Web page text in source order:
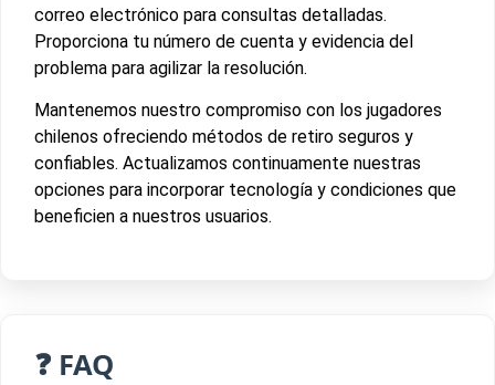
correo electrónico para consultas detalladas.
Proporciona tu número de cuenta y evidencia del
problema para agilizar la resolución.
Mantenemos nuestro compromiso con los jugadores
chilenos ofreciendo métodos de retiro seguros y
confiables. Actualizamos continuamente nuestras
opciones para incorporar tecnología y condiciones que
beneficien a nuestros usuarios.
❓ FAQ